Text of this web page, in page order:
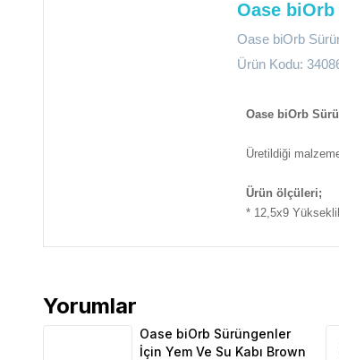
Oase biOrb
Oase biOrb
Ürün Kodu:
Oase biOrb
Üretildiği
Ürün ölçüleri;
* 12,5x9
Yorumlar
Oase biOrb Sürüngenler İçin Yem Ve Su
Oase biOrb Sürüngenler
İçin Yem Ve Su Kabı Brown